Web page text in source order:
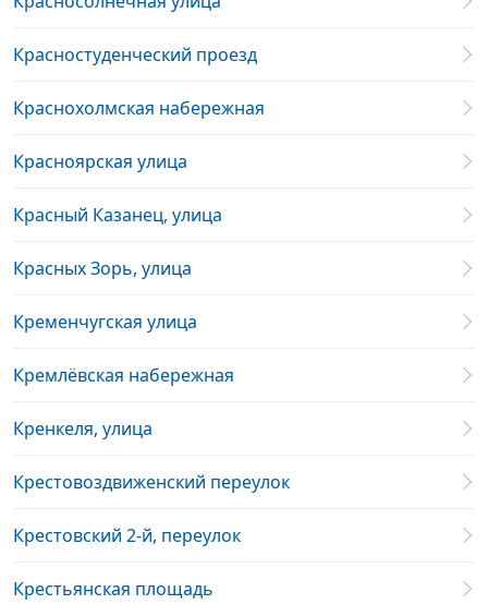
Красностуденческий проезд
Краснохолмская набережная
Красноярская улица
Красный Казанец, улица
Красных Зорь, улица
Кременчугская улица
Кремлёвская набережная
Кренкеля, улица
Крестовоздвиженский переулок
Крестовский 2-й, переулок
Крестьянская площадь